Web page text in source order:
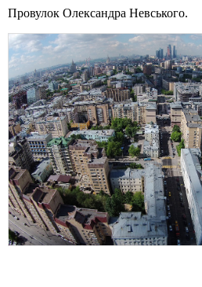
Провулок Олександра Невського.